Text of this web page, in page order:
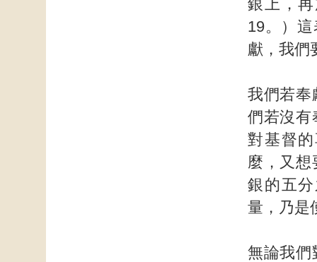
銀上，
19。）
獻，我們
我們若奉
們若沒有
對基督
麼，又想
銀的五
量，乃是
無論我們